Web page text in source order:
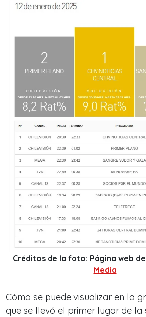
Créditos de la foto: Página web de
Media
Cómo se puede visualizar en la
que se llevó el primer lugar de la